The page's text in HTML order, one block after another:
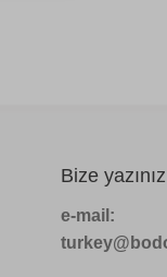
Bize yazınız
e-mail: